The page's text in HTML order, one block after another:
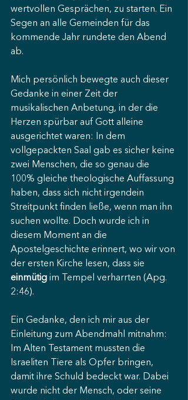
wertvollen Gesprächen, zu starten. Ein
Segen an alle Gemeinden für das
kommende Jahr rundete den Abend
ab.
Mich persönlich bewegte auch dieser
Gedanke in einer Zeit der
musikalischen Anbetung, in der die
Herzen spürbar auf Gott alleine
ausgerichtet waren: In dem
vollgepackten Saal gab es sicher keine
zwei Menschen, die so genau die
100% gleiche theologische Auffassung
haben, dass sich nicht irgendein
Streitpunkt finden ließe, wenn man ihn
suchen wollte. Doch wurde ich in
diesem Moment an die
Apostelgeschichte erinnert, wo wir von
der ersten Kirche lesen, dass sie
einmütig im Tempel verharrten (Apg.
2:46).
Ein Gedanke, den ich mir aus der
Einleitung zum Abendmahl mitnahm:
Im Alten Testament mussten die
Israeliten Tiere als Opfer bringen,
damit ihre Schuld bedeckt war. Dabei
wurde nicht der Mensch, oder seine